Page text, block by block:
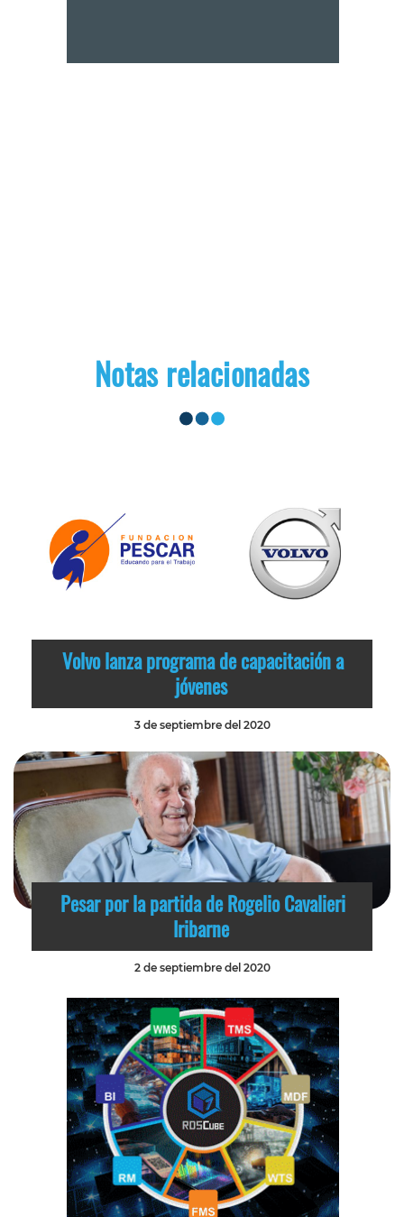
Notas relacionadas
Volvo lanza programa de capacitación a
jóvenes
3 de septiembre del 2020
Pesar por la partida de Rogelio Cavalieri
Iribarne
2 de septiembre del 2020